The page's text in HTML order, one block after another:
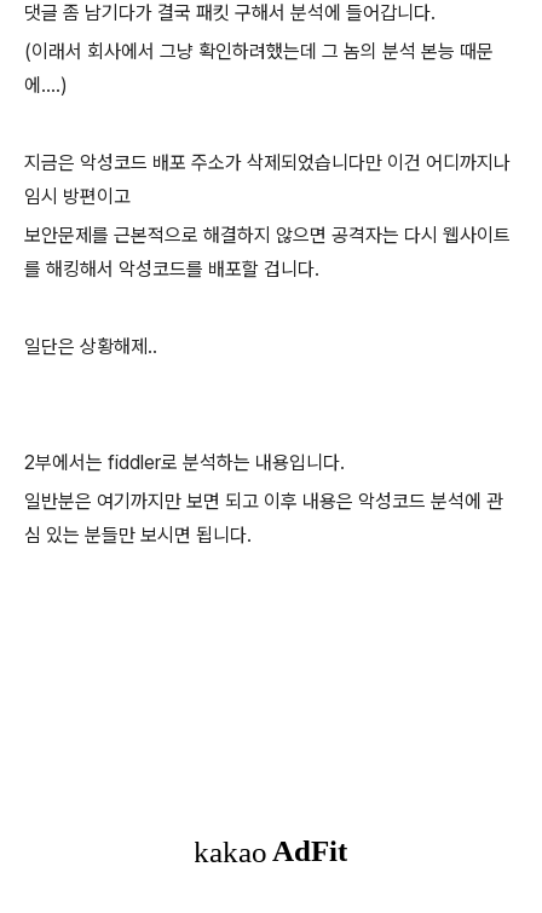
댓글 좀 남기다가 결국 패킷 구해서 분석에 들어갑니다.
(이래서 회사에서 그냥 확인하려했는데 그 놈의 분석 본능 때문
에....)
지금은 악성코드 배포 주소가 삭제되었습니다만 이건 어디까지나
임시 방편이고
보안문제를 근본적으로 해결하지 않으면 공격자는 다시 웹사이트
를 해킹해서 악성코드를 배포할 겁니다.
일단은 상황해제..
2부에서는 fiddler로 분석하는 내용입니다.
일반분은 여기까지만 보면 되고 이후 내용은 악성코드 분석에 관
심 있는 분들만 보시면 됩니다.